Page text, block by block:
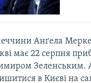
Анґела
має 22 серпня
Зеленським.
в Києві на